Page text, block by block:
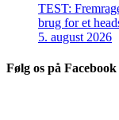
TEST:
brug for et
5. august 2026
Følg os på Facebook